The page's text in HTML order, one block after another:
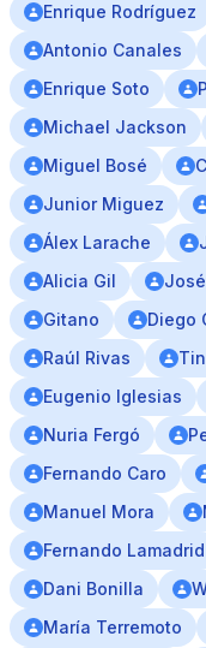
Enrique Rodríguez
Antonio Canales
Enrique Soto
Michael Jackson
Miguel Bosé
Junior Miguez
Álex Larache
Alicia Gil
Gitano
Diego
Raúl Rivas
Eugenio Iglesias
Nuria Fergó
Fernando Caro
Manuel Mora
Fernando Lamadrid
Dani Bonilla
María Terremoto